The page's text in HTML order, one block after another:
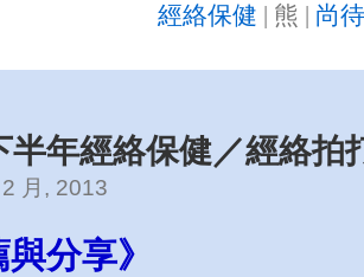
經絡保健 | 熊 | 尚
半年經絡保健／經絡拍
月, 2013
與分享》